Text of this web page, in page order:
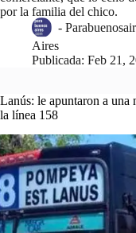
por la familia del chico.
-
Aires
Publicada: Feb 21,
Lanús: le apuntaron a una
la línea 158